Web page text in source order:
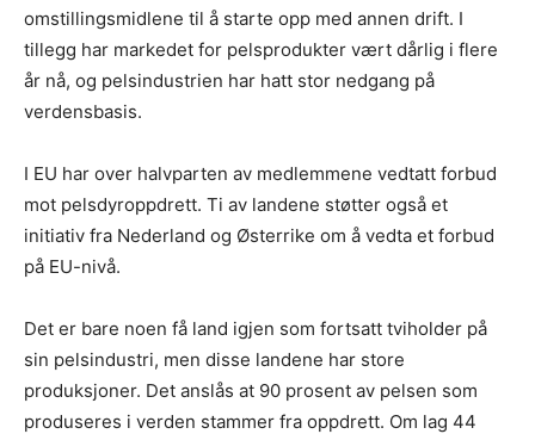
omstillingsmidlene til å starte opp med annen drift. I
tillegg har markedet for pelsprodukter vært dårlig i flere
år nå, og pelsindustrien har hatt stor nedgang på
verdensbasis.
I EU har over halvparten av medlemmene vedtatt forbud
mot pelsdyroppdrett. Ti av landene støtter også et
initiativ fra Nederland og Østerrike om å vedta et forbud
på EU-nivå.
Det er bare noen få land igjen som fortsatt tviholder på
sin pelsindustri, men disse landene har store
produksjoner. Det anslås at 90 prosent av pelsen som
produseres i verden stammer fra oppdrett. Om lag 44